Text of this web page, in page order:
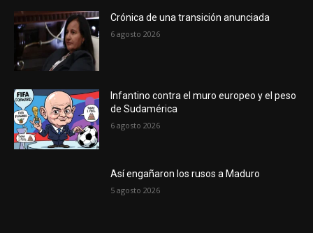
Crónica de una transición anunciada
6 agosto 2026
Infantino contra el muro europeo y el peso
de Sudamérica
6 agosto 2026
Así engañaron los rusos a Maduro
5 agosto 2026